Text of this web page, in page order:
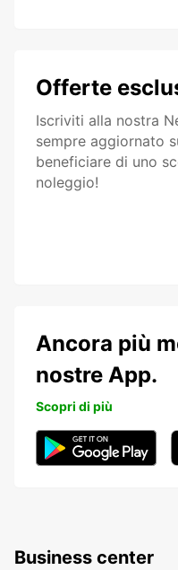
Offerte
Iscriviti alla nostra
sempre aggiornato
beneficiare di uno
noleggio!
Ancora più
nostre App.
Scopri di più
Business center